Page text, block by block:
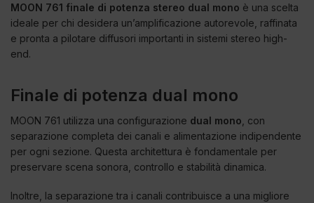
MOON 761 finale di potenza stereo dual mono è una scelta
ideale per chi desidera un’amplificazione autorevole, raffinata
e pronta a pilotare diffusori importanti in sistemi stereo high-
end.
Finale di potenza dual mono
MOON 761 utilizza una configurazione dual mono , con
separazione completa dei canali e alimentazione indipendente
per ogni sezione. Questa architettura è fondamentale per
preservare scena sonora, controllo e stabilità dinamica.
Inoltre, la separazione tra i canali contribuisce a una migliore